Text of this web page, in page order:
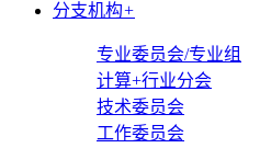
分支机构+
专业委员会/专业组
计算+行业分会
技术委员会
工作委员会